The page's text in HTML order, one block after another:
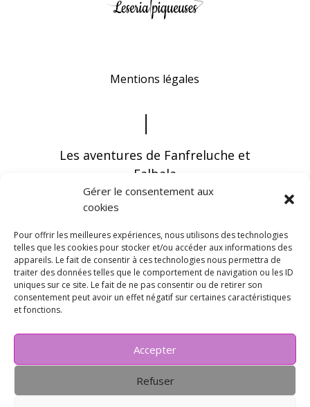
Gérer le consentement aux
cookies
Pour offrir les meilleures expériences, nous utilisons des technologies
telles que les cookies pour stocker et/ou accéder aux informations des
appareils. Le fait de consentir à ces technologies nous permettra de
traiter des données telles que le comportement de navigation ou les ID
uniques sur ce site. Le fait de ne pas consentir ou de retirer son
consentement peut avoir un effet négatif sur certaines caractéristiques
et fonctions.
Accepter
Refuser
Mentions légales
Les aventures de Fanfreluche et
Falbala
Vous pouvez recevoir les dernières infos en
vous abonnant à notre newsletter